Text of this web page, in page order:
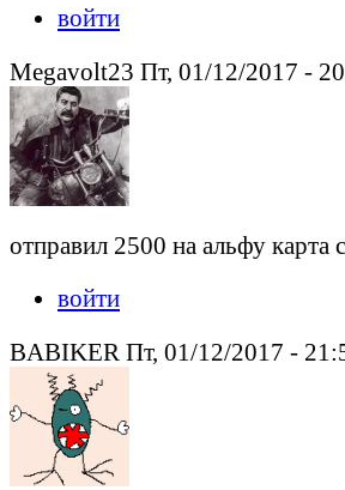
войти
Megavolt23 Пт, 01/12/2017 -
отправил 2500 на альфу карта
войти
BABIKER Пт, 01/12/2017 -